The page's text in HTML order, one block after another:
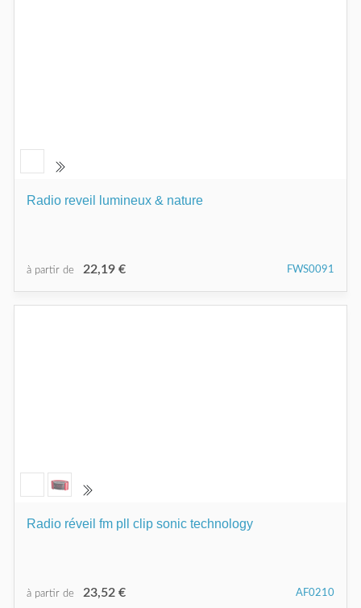
Radio reveil lumineux & nature
à partir de 22,19 € FWS0091
Radio réveil fm pll clip sonic technology
à partir de 23,52 € AF0210